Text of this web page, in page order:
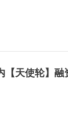
天使轮】融